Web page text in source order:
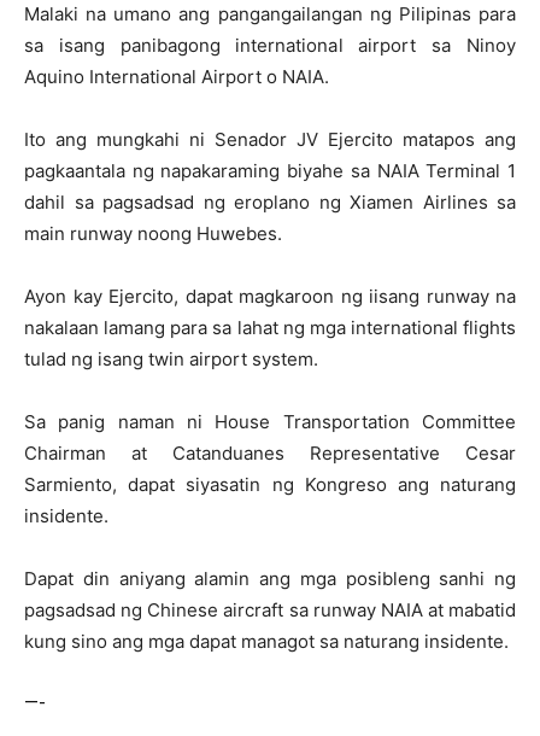
Malaki na umano ang pangangailangan ng Pilipinas para
sa isang panibagong international airport sa Ninoy
Aquino International Airport o NAIA.
Ito ang mungkahi ni Senador JV Ejercito matapos ang
pagkaantala ng napakaraming biyahe sa NAIA Terminal 1
dahil sa pagsadsad ng eroplano ng Xiamen Airlines sa
main runway noong Huwebes.
Ayon kay Ejercito, dapat magkaroon ng iisang runway na
nakalaan lamang para sa lahat ng mga international flights
tulad ng isang twin airport system.
Sa panig naman ni House Transportation Committee
Chairman at Catanduanes Representative Cesar
Sarmiento, dapat siyasatin ng Kongreso ang naturang
insidente.
Dapat din aniyang alamin ang mga posibleng sanhi ng
pagsadsad ng Chinese aircraft sa runway NAIA at mabatid
kung sino ang mga dapat managot sa naturang insidente.
—-